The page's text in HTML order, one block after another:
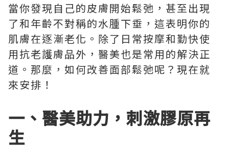
當你發現自己的皮膚開始鬆弛，甚至出現
了和年齡不對稱的水腫下垂，這表明你的
肌膚在逐漸老化。除了日常按摩和勤快使
用抗老護膚品外，醫美也是常用的解決正
道。那麼，如何改善面部鬆弛呢？現在就
來安排！
一、醫美助力，刺激膠原再
生